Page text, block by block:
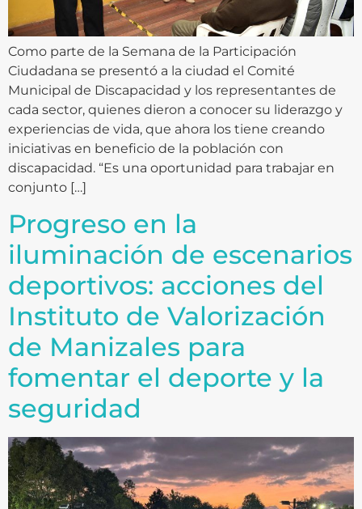
Como parte de la Semana de la Participación
Ciudadana se presentó a la ciudad el Comité
Municipal de Discapacidad y los representantes de
cada sector, quienes dieron a conocer su liderazgo y
experiencias de vida, que ahora los tiene creando
iniciativas en beneficio de la población con
discapacidad. “Es una oportunidad para trabajar en
conjunto […]
Progreso en la
iluminación de escenarios
deportivos: acciones del
Instituto de Valorización
de Manizales para
fomentar el deporte y la
seguridad